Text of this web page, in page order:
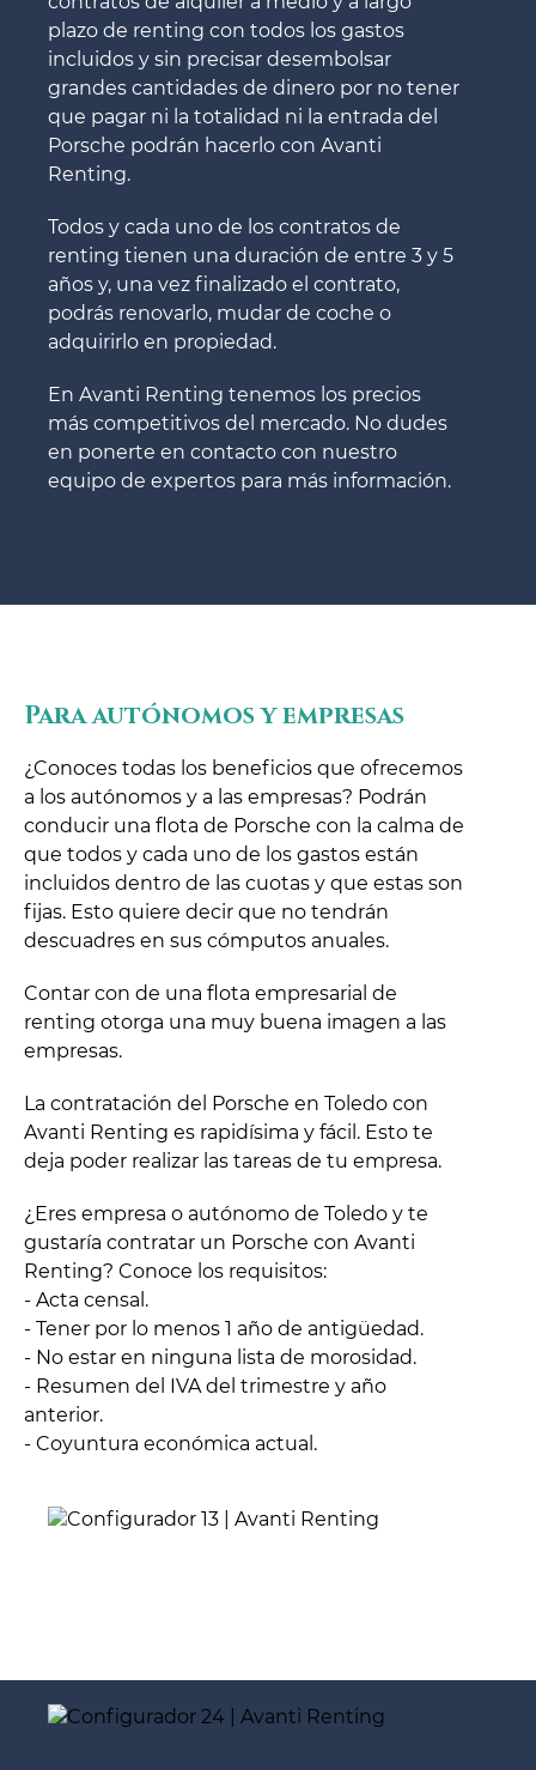
plazo de renting con todos los gastos
incluidos y sin precisar desembolsar
grandes cantidades de dinero por no tener
que pagar ni la totalidad ni la entrada del
Porsche podrán hacerlo con Avanti
Renting.
Todos y cada uno de los contratos de
renting tienen una duración de entre 3 y 5
años y, una vez finalizado el contrato,
podrás renovarlo, mudar de coche o
adquirirlo en propiedad.
En Avanti Renting tenemos los precios
más competitivos del mercado. No dudes
en ponerte en contacto con nuestro
equipo de expertos para más información.
Para autónomos y empresas
¿Conoces todas los beneficios que ofrecemos
a los autónomos y a las empresas? Podrán
conducir una flota de Porsche con la calma de
que todos y cada uno de los gastos están
incluidos dentro de las cuotas y que estas son
fijas. Esto quiere decir que no tendrán
descuadres en sus cómputos anuales.
Contar con de una flota empresarial de
renting otorga una muy buena imagen a las
empresas.
La contratación del Porsche en Toledo con
Avanti Renting es rapidísima y fácil. Esto te
deja poder realizar las tareas de tu empresa.
¿Eres empresa o autónomo de Toledo y te
gustaría contratar un Porsche con Avanti
Renting? Conoce los requisitos:
- Acta censal.
- Tener por lo menos 1 año de antigüedad.
- No estar en ninguna lista de morosidad.
- Resumen del IVA del trimestre y año
anterior.
- Coyuntura económica actual.